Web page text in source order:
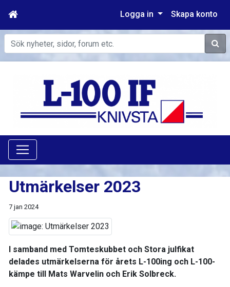
Logga in Skapa konto
Sök
Utmärkelser 2023
7 jan 2024
I samband med Tomteskubbet och Stora julfikat
delades utmärkelserna för årets L-100ing och L-100-
kämpe till Mats Warvelin och Erik Solbreck.